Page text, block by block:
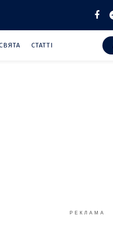
СТАТТІ
РЕКЛАМА